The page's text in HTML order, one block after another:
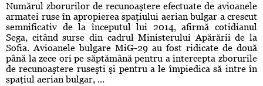
Numărul zborurilor de recunoaştere efectuate de avioanele
armatei ruse în apropierea spaţiului aerian bulgar a crescut
semnificativ de la începutul lui 2014, afirmă cotidianul
Sega, citând surse din cadrul Ministerului Apărării de la
Sofia. Avioanele bulgare MiG-29 au fost ridicate de două
până la zece ori pe săptămână pentru a intercepta zborurile
de recunoaştere ruseşti şi pentru a le împiedica să intre în
spaţiul aerian bulgar, ...